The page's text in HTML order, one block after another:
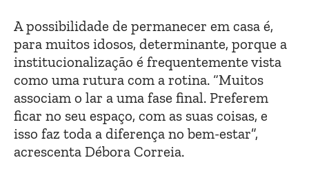
A possibilidade de permanecer em casa é,
para muitos idosos, determinante, porque a
institucionalização é frequentemente vista
como uma rutura com a rotina. “Muitos
associam o lar a uma fase final. Preferem
ficar no seu espaço, com as suas coisas, e
isso faz toda a diferença no bem-estar”,
acrescenta Débora Correia.